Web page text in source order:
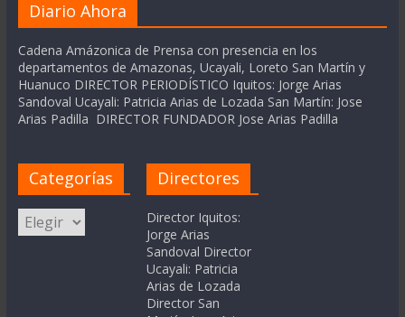
Diario Ahora
Cadena Amázonica de Prensa con presencia en los
departamentos de Amazonas, Ucayali, Loreto San Martín y
Huanuco DIRECTOR PERIODÍSTICO Iquitos: Jorge Arias
Sandoval Ucayali: Patricia Arias de Lozada San Martín: Jose
Arias Padilla DIRECTOR FUNDADOR Jose Arias Padilla
Categorías
Categorías
Directores
Director Iquitos:
Jorge Arias
Sandoval Director
Ucayali: Patricia
Arias de Lozada
Director San